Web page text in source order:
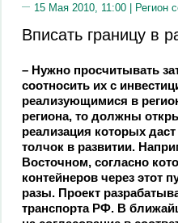
15 Мая 2010, 11:00 | Регион
Вписать границу в
– Нужно просчитывать
соотносить их с
реализующимися в
региона, то должны
реализация которых
толчок в развитии.
Восточном, согласно
контейнеров через этот
разы. Проект
транспорта РФ. В